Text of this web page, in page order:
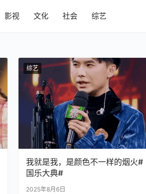
影视 文化 社会 综艺
综艺
我就是我，是颜色不一样的烟火#
国乐大典#
2025年8月6日